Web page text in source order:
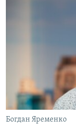
Богдан Яременко